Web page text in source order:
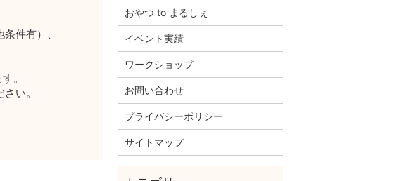
件有）、
。
い。
おやつ to まるしぇ
イベント実績
ワークショップ
お問い合わせ
プライバシーポリシー
サイトマップ